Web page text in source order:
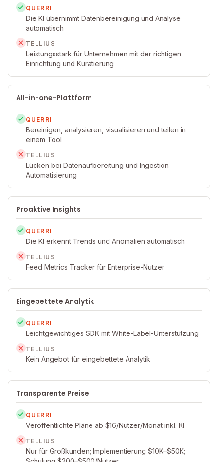
QUERRI
Die KI übernimmt Datenbereinigung und Analyse
automatisch
TELLIUS
Leistungsstark für Unternehmen mit der richtigen
Einrichtung und Kuratierung
All-in-one-Plattform
QUERRI
Bereinigen, analysieren, visualisieren und teilen in
einem Tool
TELLIUS
Lücken bei Datenaufbereitung und Ingestion-
Automatisierung
Proaktive Insights
QUERRI
Die KI erkennt Trends und Anomalien automatisch
TELLIUS
Feed Metrics Tracker für Enterprise-Nutzer
Eingebettete Analytik
QUERRI
Leichtgewichtiges SDK mit White-Label-Unterstützung
TELLIUS
Kein Angebot für eingebettete Analytik
Transparente Preise
QUERRI
Veröffentlichte Pläne ab $16/Nutzer/Monat inkl. KI
TELLIUS
Nur für Großkunden; Implementierung $10K–$50K;